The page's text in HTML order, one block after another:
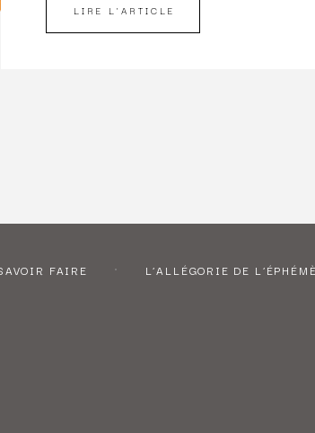
LIRE L'ARTICLE
FAIRE L’ALLÉGORIE DE